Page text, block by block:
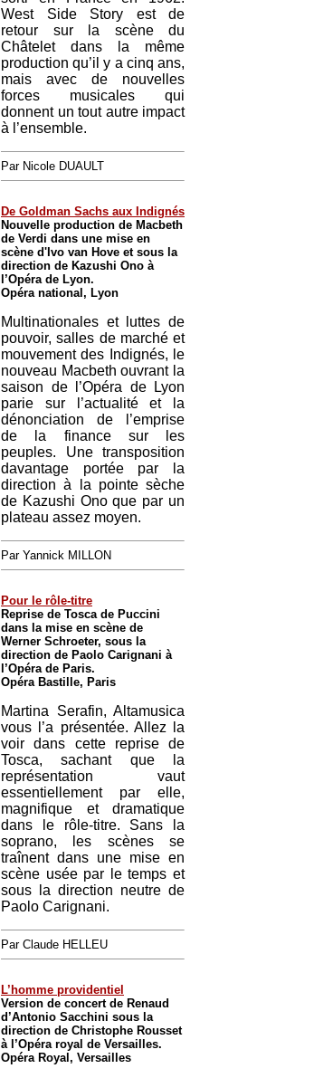
West Side Story est de
retour sur la scène du
Châtelet dans la même
production qu’il y a cinq ans,
mais avec de nouvelles
forces musicales qui
donnent un tout autre impact
à l’ensemble.
Par Nicole DUAULT
De Goldman Sachs aux Indignés
Nouvelle production de Macbeth
de Verdi dans une mise en
scène d'Ivo van Hove et sous la
direction de Kazushi Ono à
l’Opéra de Lyon.
Opéra national, Lyon
Multinationales et luttes de
pouvoir, salles de marché et
mouvement des Indignés, le
nouveau Macbeth ouvrant la
saison de l’Opéra de Lyon
parie sur l’actualité et la
dénonciation de l’emprise
de la finance sur les
peuples. Une transposition
davantage portée par la
direction à la pointe sèche
de Kazushi Ono que par un
plateau assez moyen.
Par Yannick MILLON
Pour le rôle-titre
Reprise de Tosca de Puccini
dans la mise en scène de
Werner Schroeter, sous la
direction de Paolo Carignani à
l’Opéra de Paris.
Opéra Bastille, Paris
Martina Serafin, Altamusica
vous l’a présentée. Allez la
voir dans cette reprise de
Tosca, sachant que la
représentation vaut
essentiellement par elle,
magnifique et dramatique
dans le rôle-titre. Sans la
soprano, les scènes se
traînent dans une mise en
scène usée par le temps et
sous la direction neutre de
Paolo Carignani.
Par Claude HELLEU
L’homme providentiel
Version de concert de Renaud
d’Antonio Sacchini sous la
direction de Christophe Rousset
à l’Opéra royal de Versailles.
Opéra Royal, Versailles